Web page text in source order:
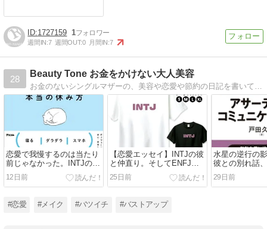
1727159 1
週間IN:7 週間OUT:0 月間IN:7
28
Beauty Tone お金をかけない大人美容
恋愛で我慢するのは当たり
前じゃなかった。INTJの彼
が教えてくれたこと
12日前
【恋愛エッセイ】INTJの彼
と仲直り。そしてENFJの
元彼に「ごめんね」を伝え
た日
25日前
水星の逆行の
彼との別れ話
別れたENFJ
連絡
29日前
#恋愛 #メイク #バツイチ #バストアップ